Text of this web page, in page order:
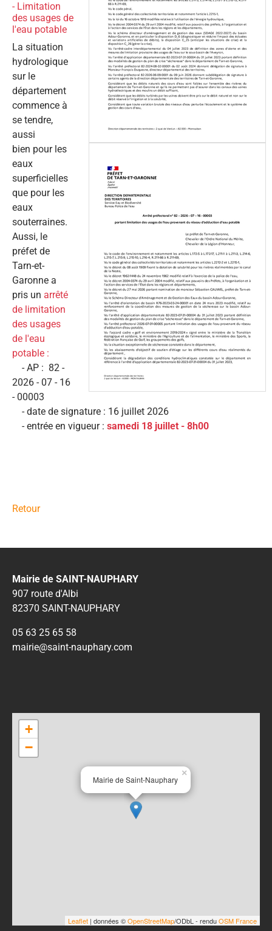
- Limitation
des usages de
l'eau potable
La situation
hydrologique
sur le
département
commence à
se tendre,
aussi
bien pour les
eaux
superficielles
que pour les
eaux
souterraines.
Aussi, le
préfet de
Tarn-et-
Garonne a
pris un arrêté
de limitation
des usages
de l'eau
potable :
- AP : 82 -
2026 - 07 - 16
- 00003
- date de signature : 16 juillet 2026
- entrée en vigueur : samedi 18 juillet - 8h00
Retour
Mairie de SAINT-NAUPHARY
907 route d'Albi
82370 SAINT-NAUPHARY
05 63 25 65 58
mairie@saint-nauphary.com
Mairie de Saint-Nauphary
×
+
−
Leaflet | données ©OpenStreetMap/ODbL - renduOSM France